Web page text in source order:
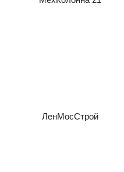
ЛенМосСтрой